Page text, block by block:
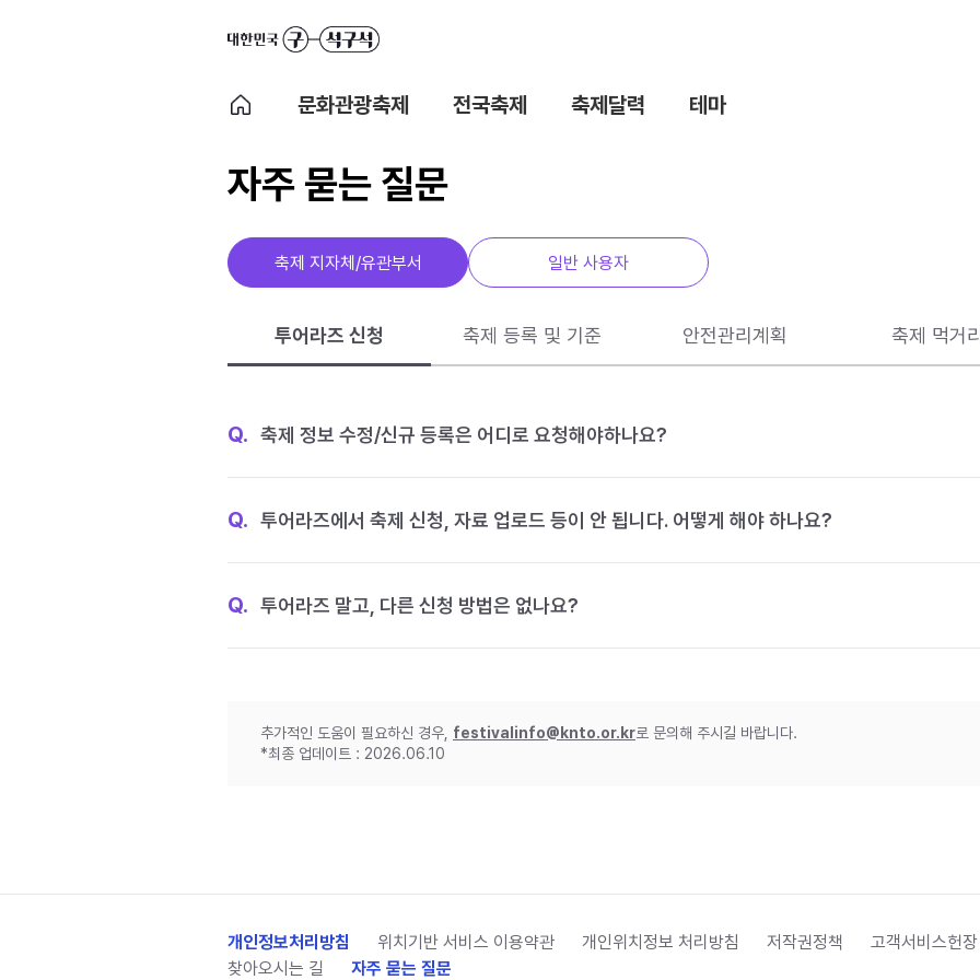
문화관광축제 전국축제 축제달력 테마
자주 묻는 질문
축제 지자체/유관부서 일반 사용자
투어라즈 신청 축제 등록 및 기준 안전관리계획 축제 먹거리
Q. 축제 정보 수정/신규 등록은 어디로 요청해야하나요?
Q. 투어라즈에서 축제 신청, 자료 업로드 등이 안 됩니다. 어떻게 해야 하나요?
Q. 투어라즈 말고, 다른 신청 방법은 없나요?
추가적인 도움이 필요하신 경우, festivalinfo@knto.or.kr로 문의해 주시길 바랍니다.
*최종 업데이트 : 2026.06.10
개인정보처리방침 위치기반 서비스 이용약관 개인위치정보 처리방침 저작권정책 고객서비스헌장
찾아오시는 길
자주 묻는 질문